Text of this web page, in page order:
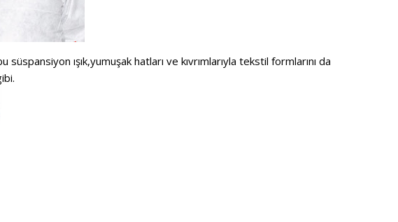
ışık,yumuşak hatları ve kıvrımlarıyla tekstil formlarını da